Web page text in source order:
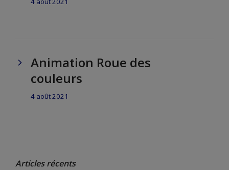
Animation Roue des
couleurs
4 août 2021
Articles récents